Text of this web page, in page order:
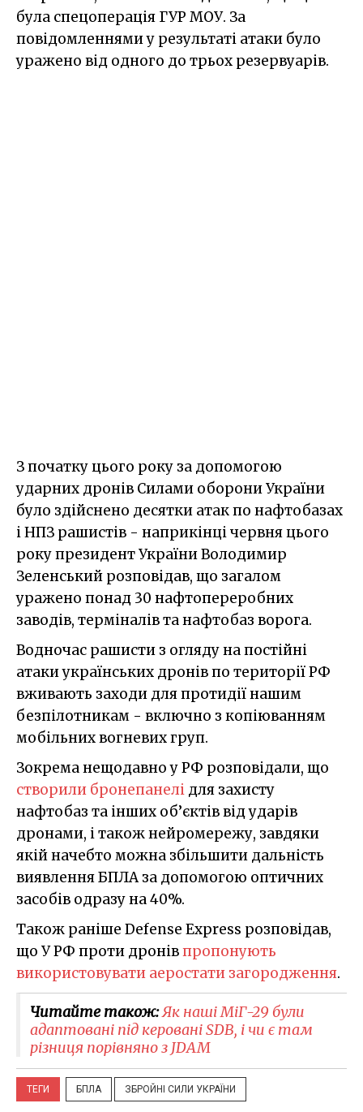
була спецоперація ГУР МОУ. За
повідомленнями у результаті атаки було
уражено від одного до трьох резервуарів.
З початку цього року за допомогою
ударних дронів Силами оборони України
було здійснено десятки атак по нафтобазах
і НПЗ рашистів - наприкінці червня цього
року президент України Володимир
Зеленський розповідав, що загалом
уражено понад 30 нафтопереробних
заводів, терміналів та нафтобаз ворога.
Водночас рашисти з огляду на постійні
атаки українських дронів по території РФ
вживають заходи для протидії нашим
безпілотникам - включно з копіюванням
мобільних вогневих груп.
Зокрема нещодавно у РФ розповідали, що
створили бронепанелі для захисту
нафтобаз та інших об’єктів від ударів
дронами, і також нейромережу, завдяки
якій начебто можна збільшити дальність
виявлення БПЛА за допомогою оптичних
засобів одразу на 40%.
Також раніше Defense Express розповідав,
що У РФ проти дронівпропонують
використовувати аеростати загородження.
Читайте також:Як наші МіГ-29 були
адаптовані під керовані SDB, і чи є там
різниця порівняно з JDAM
ТЕГИ БПЛА ЗБРОЙНІ СИЛИ УКРАЇНИ